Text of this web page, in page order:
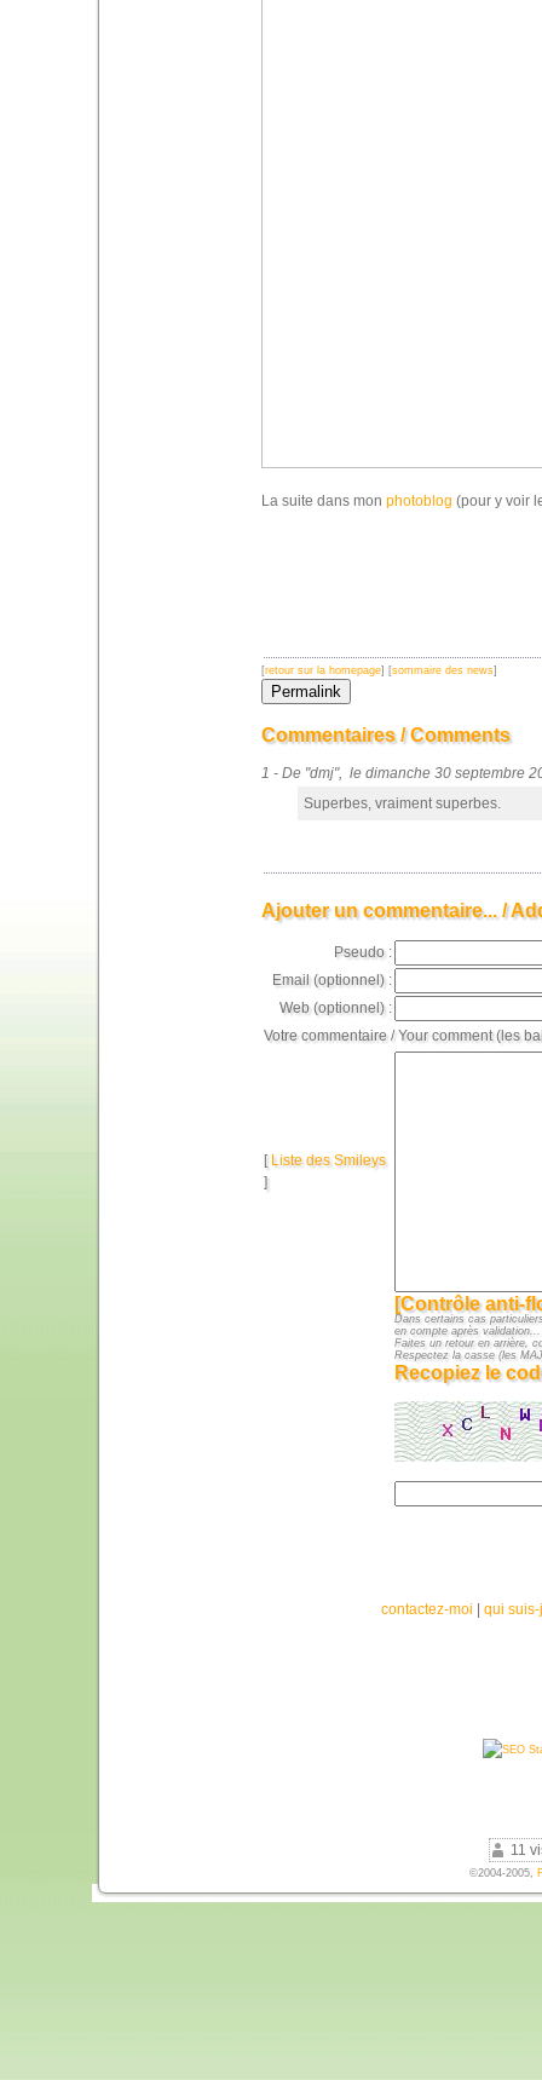
La suite dans mon photoblog (pour y voir
[retour sur la homepage] [sommaire des news]
Commentaires / Comments
1 - De "dmj", le dimanche 30 septembre
Superbes, vraiment superbes.
Ajouter un commentaire... /
Pseudo :
Email (optionnel) :
Web (optionnel) :
Votre commentaire / Your comment (les
[ Liste des Smileys
]
[Contrôle anti-
Dans certains cas
en compte après
Faites un retour en arrière,
Respectez la casse (les
Recopiez le
contactez-moi qui
11
©2004-2005,